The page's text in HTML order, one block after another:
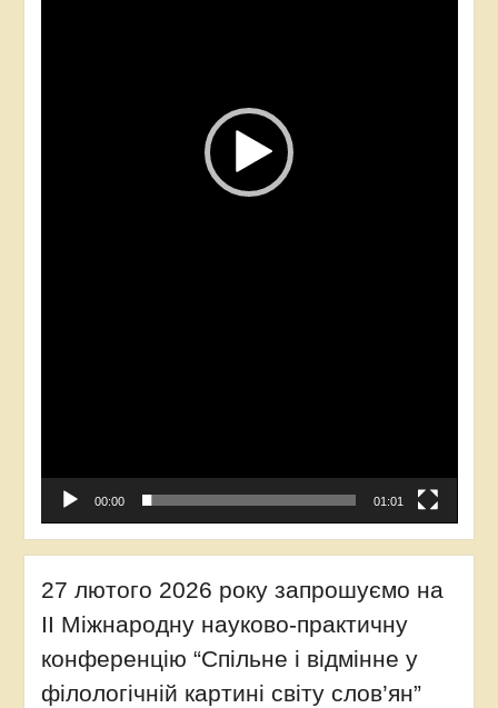
00:00 01:01
27 лютого 2026 року запрошуємо на
ІІ Міжнародну науково-практичну
конференцію “Спільне і відмінне у
філологічній картині світу слов’ян”